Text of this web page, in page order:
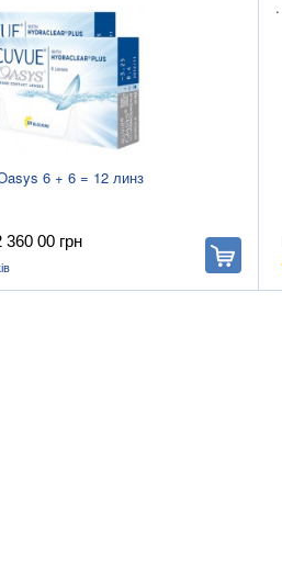
6 + 6 = 12 линз
360 00грн
В
корзину
.